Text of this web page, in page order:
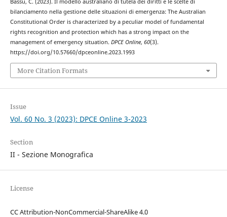
Bassu, C. (2023). Il modello australiano di tutela dei diritti e le scelte di
bilanciamento nella gestione delle situazioni di emergenza: The Australian
Constitutional Order is characterized by a peculiar model of fundamental
rights recognition and protection which has a strong impact on the
management of emergency situation. DPCE Online, 60(3).
https://doi.org/10.57660/dpceonline.2023.1993
More Citation Formats
Issue
Vol. 60 No. 3 (2023): DPCE Online 3-2023
Section
II - Sezione Monografica
License
CC Attribution-NonCommercial-ShareAlike 4.0